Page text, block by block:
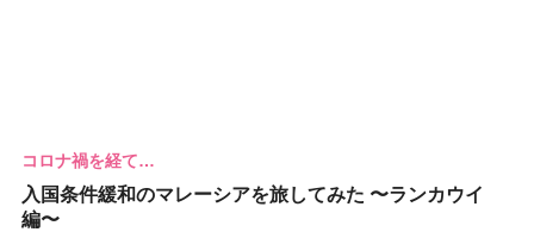
コロナ禍を経て…
入国条件緩和のマレーシアを旅してみた 〜ランカウイ
編〜